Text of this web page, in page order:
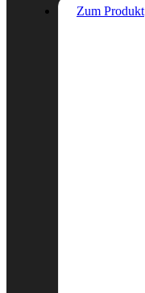
Zum Produkt